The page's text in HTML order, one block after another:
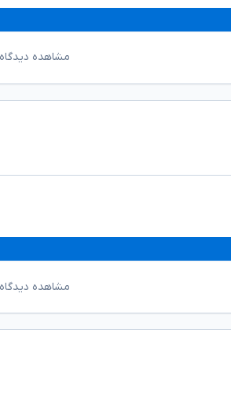
مشاهده
مشاهده